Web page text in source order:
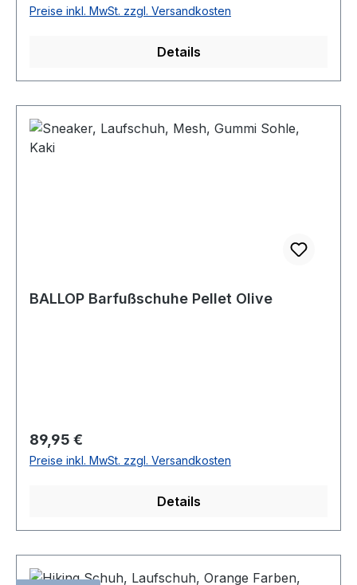
Preise inkl. MwSt. zzgl. Versandkosten
Details
BALLOP Barfußschuhe Pellet Olive
Regulärer Preis:
89,95 €
Preise inkl. MwSt. zzgl. Versandkosten
Details